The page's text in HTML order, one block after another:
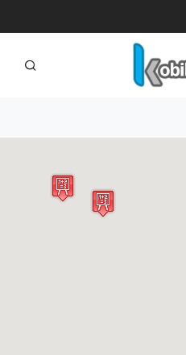
ÜRÜNLER